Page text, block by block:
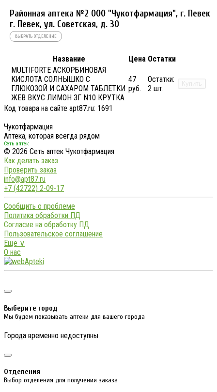
Районная аптека №2 ООО "Чукотфармация", г. Певек
г. Певек, ул. Советская, д. 30
ВЫБРАТЬ ОТДЕЛЕНИЕ
Название Цена Остатки
MULTIFORTE АСКОРБИНОВАЯ
КИСЛОТА СОЛНЫШКО С
ГЛЮКОЗОЙ И САХАРОМ ТАБЛЕТКИ
ЖЕВ ВКУС ЛИМОН 3Г N10 КРУТКА
47
руб.
Остатки:
2 шт.
Купить
Код товара на сайте apt87.ru: 1691
Чукотфармация
Аптека, которая всегда рядом
Сеть аптек
© 2026 Сеть аптек Чукотфармация
Как делать заказ
Проверить заказ
info@apt87.ru
+7 (42722) 2-09-17
Сообщить о проблеме
Политика обработки ПД
Согласие на обработку ПД
Пользовательское соглашение
Еще ∨
О нас
Выберите город
Мы будем показывать аптеки для вашего города
Города временно недоступны.
Отделения
Выбор отделения для получения заказа